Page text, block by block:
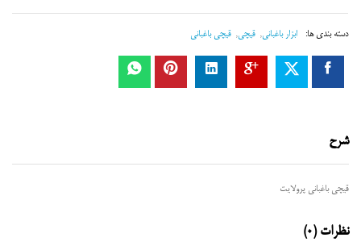
دسته بندی ها: ابزار باغبانی, قیچی, قیچی باغبانی
شرح
قیچی باغبانی پرولایت
نظرات (0)